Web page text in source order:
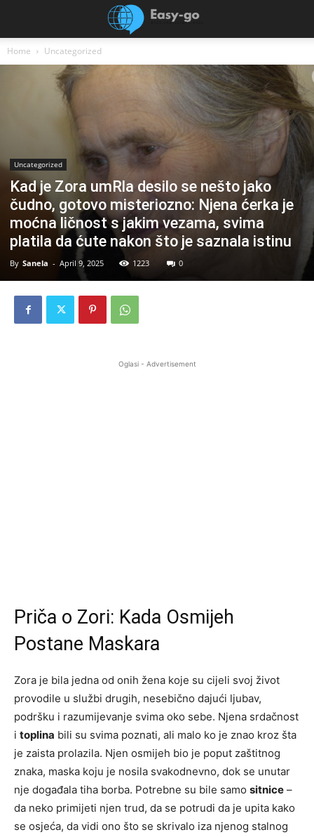
Home Uncategorized
Uncategorized
Kad je Zora umRla desilo se nešto jako
čudno, gotovo misteriozno: Njena ćerka je
moćna ličnost s jakim vezama, svima
platila da ćute nakon što je saznala istinu
By Sanela - April 9, 2025 1223 0
Oglasi - Advertisement
Priča o Zori: Kada Osmijeh
Postane Maskara
Zora je bila jedna od onih žena koje su cijeli svoj život
provodile u službi drugih, nesebično dajući ljubav,
podršku i razumijevanje svima oko sebe. Njena srdačnost
i toplina bili su svima poznati, ali malo ko je znao kroz šta
je zaista prolazila. Njen osmijeh bio je poput zaštitnog
znaka, maska koju je nosila svakodnevno, dok se unutar
nje događala tiha borba. Potrebne su bile samo sitnice –
da neko primijeti njen trud, da se potrudi da je upita kako
se osjeća, da vidi ono što se skrivalo iza njenog stalnog